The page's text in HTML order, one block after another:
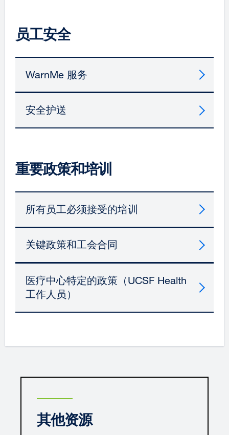
员工安全
WarnMe 服务
安全护送
重要政策和培训
所有员工必须接受的培训
关键政策和工会合同
医疗中心特定的政策（UCSF Health
工作人员）
其他资源